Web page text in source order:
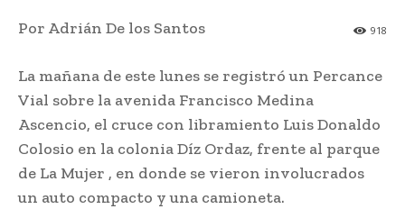
918
Por Adrián De los Santos
La mañana de este lunes se registró un Percance
Vial sobre la avenida Francisco Medina
Ascencio, el cruce con libramiento Luis Donaldo
Colosio en la colonia Díz Ordaz, frente al parque
de La Mujer , en donde se vieron involucrados
un auto compacto y una camioneta.